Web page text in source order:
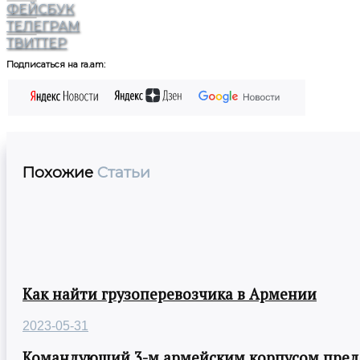
ФЕЙСБУК
ТЕЛЕГРАМ
ТВИТТЕР
Подписаться на ra.am:
Похожие Статьи
Как найти грузоперевозчика в Армении
2023-05-31